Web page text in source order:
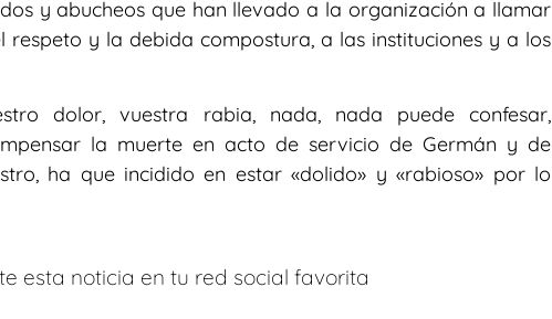
y abucheos que han llevado a la organización a llamar
y la debida compostura, a las instituciones y a los
dolor, vuestra rabia, nada, nada puede confesar,
la muerte en acto de servicio de Germán y de
ha que incidido en estar «dolido» y «rabioso» por lo
esta noticia en tu red social favorita